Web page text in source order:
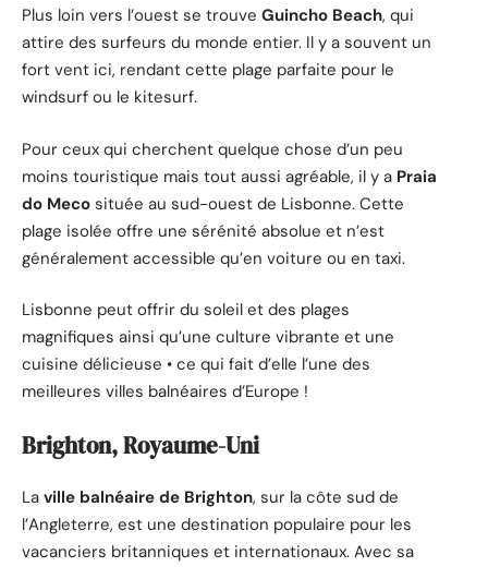
Plus loin vers l’ouest se trouve Guincho Beach, qui
attire des surfeurs du monde entier. Il y a souvent un
fort vent ici, rendant cette plage parfaite pour le
windsurf ou le kitesurf.
Pour ceux qui cherchent quelque chose d’un peu
moins touristique mais tout aussi agréable, il y a Praia
do Meco située au sud-ouest de Lisbonne. Cette
plage isolée offre une sérénité absolue et n’est
généralement accessible qu’en voiture ou en taxi.
Lisbonne peut offrir du soleil et des plages
magnifiques ainsi qu’une culture vibrante et une
cuisine délicieuse • ce qui fait d’elle l’une des
meilleures villes balnéaires d’Europe !
Brighton, Royaume-Uni
La ville balnéaire de Brighton, sur la côte sud de
l’Angleterre, est une destination populaire pour les
vacanciers britanniques et internationaux. Avec sa